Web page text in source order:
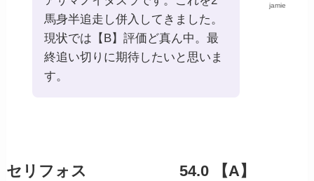
jamie
馬身半追走し併入してきました。
現状では【B】評価ど真ん中。最
終追い切りに期待したいと思いま
す。
セリフォス 54.0 【A】